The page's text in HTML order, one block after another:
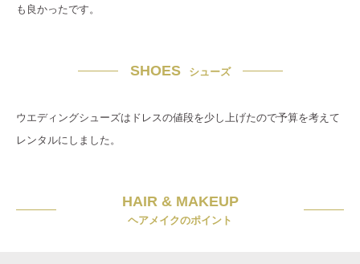
も良かったです。
SHOES シューズ
ウエディングシューズはドレスの値段を少し上げたので予算を考えて
レンタルにしました。
HAIR & MAKEUP
ヘアメイクのポイント